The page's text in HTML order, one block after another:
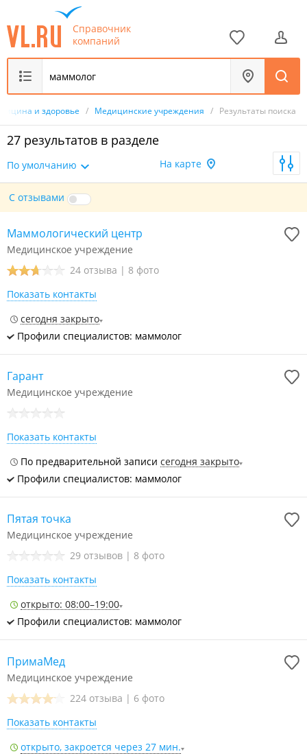
Справочник
компаний
и здоровье / Медицинские учреждения / Результаты поиска
27 результатов в разделе
По умолчанию На карте
С отзывами
Маммологический центр
Медицинское учреждение
24 отзыва | 8 фото
Показать контакты
сегодня закрыто
Профили специалистов: маммолог
Гарант
Медицинское учреждение
Показать контакты
По предварительной записи сегодня закрыто
Профили специалистов: маммолог
Пятая точка
Медицинское учреждение
29 отзывов | 8 фото
Показать контакты
открыто: 08:00–19:00
Профили специалистов: маммолог
ПримаМед
Медицинское учреждение
224 отзыва | 6 фото
Показать контакты
открыто, закроется через 27 мин.